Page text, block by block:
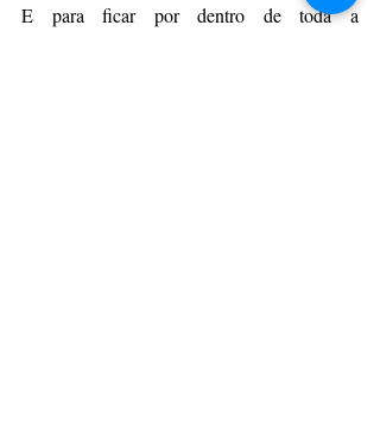
E para ficar por dentro de toda a